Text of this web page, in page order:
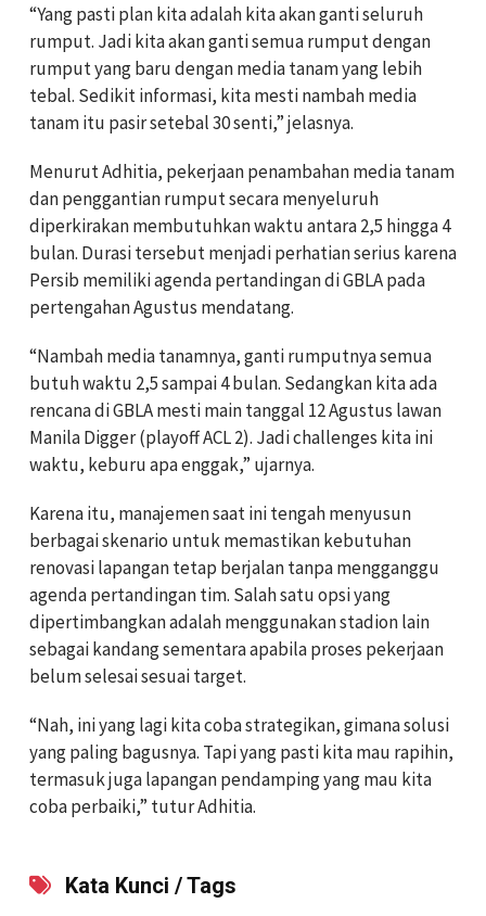
“Yang pasti plan kita adalah kita akan ganti seluruh
rumput. Jadi kita akan ganti semua rumput dengan
rumput yang baru dengan media tanam yang lebih
tebal. Sedikit informasi, kita mesti nambah media
tanam itu pasir setebal 30 senti,” jelasnya.
Menurut Adhitia, pekerjaan penambahan media tanam
dan penggantian rumput secara menyeluruh
diperkirakan membutuhkan waktu antara 2,5 hingga 4
bulan. Durasi tersebut menjadi perhatian serius karena
Persib memiliki agenda pertandingan di GBLA pada
pertengahan Agustus mendatang.
“Nambah media tanamnya, ganti rumputnya semua
butuh waktu 2,5 sampai 4 bulan. Sedangkan kita ada
rencana di GBLA mesti main tanggal 12 Agustus lawan
Manila Digger (playoff ACL 2). Jadi challenges kita ini
waktu, keburu apa enggak,” ujarnya.
Karena itu, manajemen saat ini tengah menyusun
berbagai skenario untuk memastikan kebutuhan
renovasi lapangan tetap berjalan tanpa mengganggu
agenda pertandingan tim. Salah satu opsi yang
dipertimbangkan adalah menggunakan stadion lain
sebagai kandang sementara apabila proses pekerjaan
belum selesai sesuai target.
“Nah, ini yang lagi kita coba strategikan, gimana solusi
yang paling bagusnya. Tapi yang pasti kita mau rapihin,
termasuk juga lapangan pendamping yang mau kita
coba perbaiki,” tutur Adhitia.
Kata Kunci / Tags